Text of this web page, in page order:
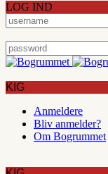
LOG IND
KIG
Anmeldere
Bliv anmelder?
Om Bogrummet